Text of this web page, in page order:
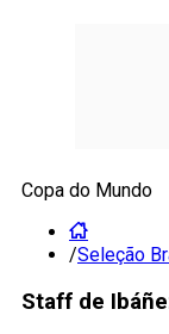
Copa do Mundo
/Seleção
Staff de